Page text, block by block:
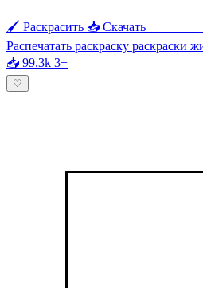
🖌 Раскрасить 📥 Скачать
Распечатать раскраску раскраски
📥 99.3k 3+
♡